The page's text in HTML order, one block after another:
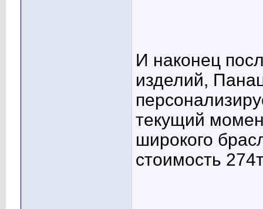
И наконец
изделий,
текущий
широкого
стоимость